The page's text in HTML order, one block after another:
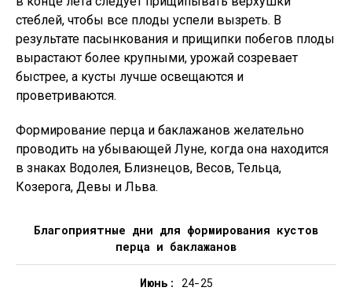
стеблей, чтобы все плоды успели вызреть. В
результате пасынкования и прищипки побегов плоды
вырастают более крупными, урожай созревает
быстрее, а кусты лучше освещаются и
проветриваются.
Формирование перца и баклажанов желательно
проводить на убывающей Луне, когда она находится
в знаках Водолея, Близнецов, Весов, Тельца,
Козерога, Девы и Льва.
Благоприятные дни для формирования кустов
перца и баклажанов
Июнь : 24-25